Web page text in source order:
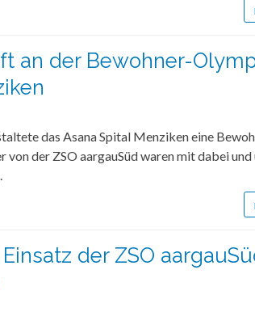
an der Bewohner-
das Asana Spital Menziken eine
von der ZSO aargauSüd waren mit dabei
der ZSO